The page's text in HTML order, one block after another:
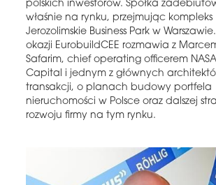
polskich inwestorów. Spółka
właśnie na rynku, przejmując kompleks
Jerozolimskie Business Park w
okazji EurobuildCEE rozmawia z
Safarim, chief operating officerem NASA
Capital i jednym z głównych
transakcji, o planach budowy portfela
nieruchomości w Polsce oraz dalszej
rozwoju firmy na tym rynku.